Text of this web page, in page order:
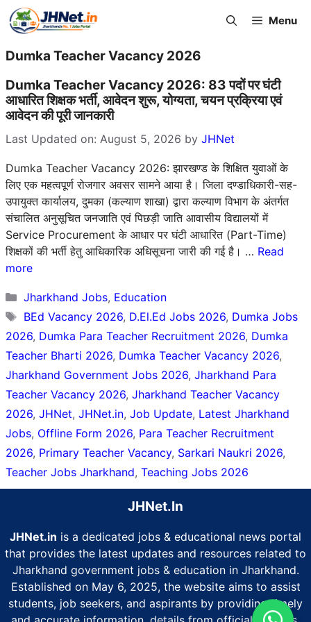
Skip
to
Menu
Dumka Teacher Vacancy 2026
Dumka Teacher Vacancy 2026: 83 पदों पर घंटी
आधारित शिक्षक भर्ती, आवेदन शुरू, योग्यता, चयन प्रक्रिया एवं
आवेदन की पूरी जानकारी
Last Updated on: August 5, 2026 by JHNet
Dumka Teacher Vacancy 2026: झारखण्ड के शिक्षित युवाओं के
लिए एक महत्वपूर्ण रोजगार अवसर सामने आया है। जिला दण्डाधिकारी-सह-
उपायुक्त कार्यालय, दुमका (कल्याण शाखा) द्वारा कल्याण विभाग के अंतर्गत
संचालित अनुसूचित जनजाति एवं पिछड़ी जाति आवासीय विद्यालयों में
Service Procurement के आधार पर घंटी आधारित (Part-Time)
शिक्षकों की भर्ती हेतु आधिकारिक अधिसूचना जारी की गई है। … Read
more
Categories
Jharkhand Jobs, Education
Tags
BEd Vacancy 2026, D.El.Ed Jobs 2026, Dumka Jobs
2026, Dumka Para Teacher Recruitment 2026, Dumka
Teacher Bharti 2026, Dumka Teacher Vacancy 2026,
Jharkhand Government Jobs 2026, Jharkhand Para
Teacher Vacancy 2026, Jharkhand Teacher Vacancy
2026, JHNet, JHNet.in, Job Update, Latest Jharkhand
Jobs, Offline Form 2026, Para Teacher Recruitment
2026, Primary Teacher Vacancy, Sarkari Naukri 2026,
Teacher Jobs Jharkhand, Teaching Jobs 2026
JHNet.In
JHNet.in is a dedicated jobs & educational news portal
that provides the latest updates and resources related to
Jharkhand government jobs & education in Jharkhand.
Established on May 6, 2025, the website aims to assist
students, job seekers, and aspirants by providing timely